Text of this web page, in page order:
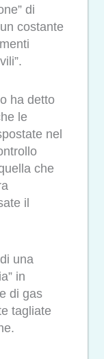
di
costante
ha detto
le
nel
che
il
una
in
di gas
tagliate